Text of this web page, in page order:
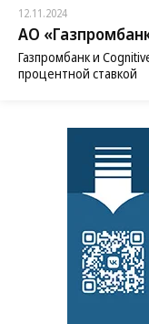
12.11.2024
АО
Газпромбанк и
процентной ставкой